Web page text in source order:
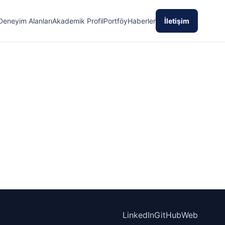
AlanlarıAkademik ProfilPortföyHaberler İletişim
LinkedInGitHubWeb